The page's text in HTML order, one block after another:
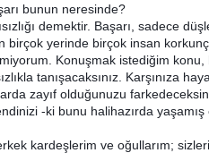
bunun neresinde?
demektir. Başarı, sadece
birçok yerinde birçok insan
Konuşmak istediğim konu,
tanışacaksınız. Karşınıza
zayıf olduğunuzu
-ki bunu halihazırda
kardeşlerim ve oğullarım;